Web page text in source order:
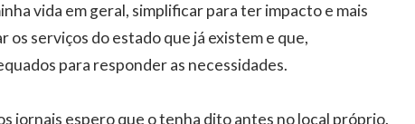
vida em geral, simplificar para ter impacto e mais
serviços do estado que já existem e que,
para responder as necessidades.
jornais espero que o tenha dito antes no local próprio.